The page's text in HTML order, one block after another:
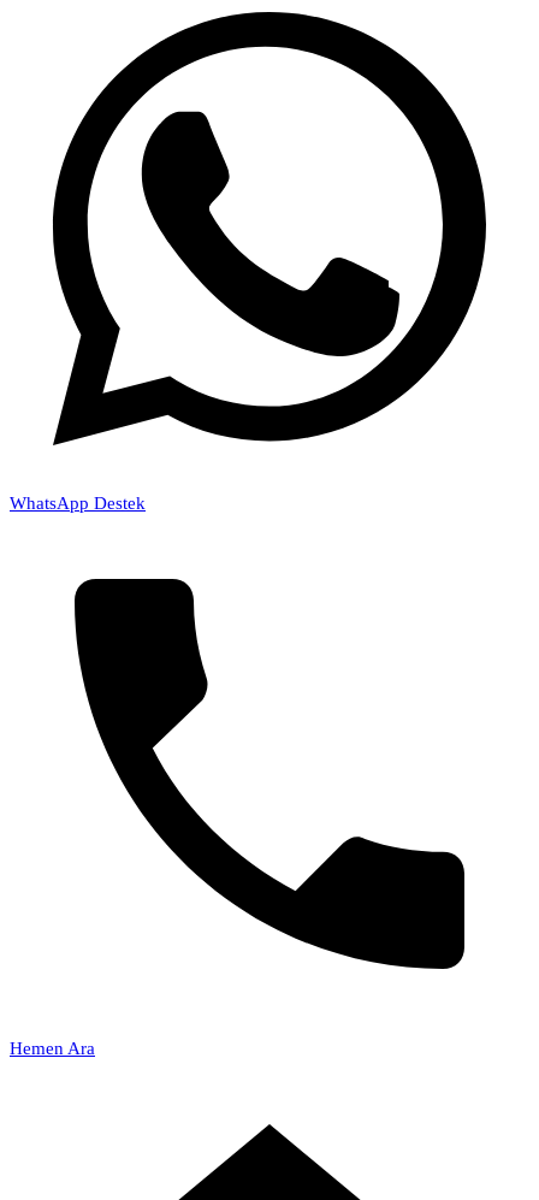
WhatsApp Destek
Hemen Ara